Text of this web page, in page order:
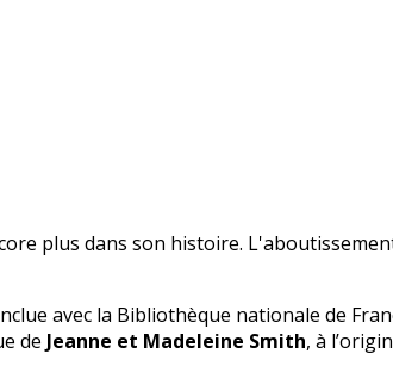
plus dans son histoire.
avec la Bibliothèque nationale de
de Jeanne et Madeleine Smith, à